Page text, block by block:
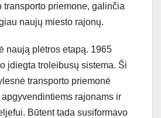
transporto priemone, galinčia
naujų miesto rajonų.
naują plėtros etapą. 1965
įdiegta troleibusų sistema. Ši
transporto priemonė
rajonams ir
Būtent tada susiformavo